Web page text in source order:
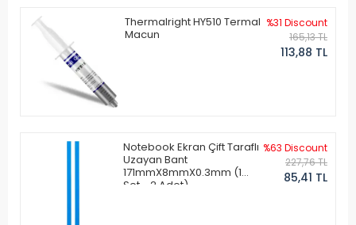
Thermalright HY510 Termal
Macun
%31 Discount
165,13 TL
113,88 TL
Notebook Ekran Çift Taraflı
Uzayan Bant
171mmX8mmX0.3mm (1
Set - 2 Adet)
%63 Discount
227,76 TL
85,41 TL